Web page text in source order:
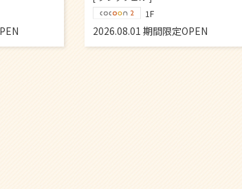
1F
2026.08.01 期間限定OPEN